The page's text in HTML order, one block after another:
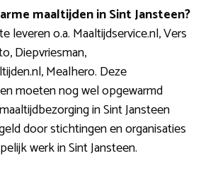
maaltijden in Sint Jansteen?
leveren o.a. Maaltijdservice.nl, Vers
Diepvriesman,
Mealhero. Deze
moeten nog wel opgewarmd
in Sint Jansteen
door stichtingen en organisaties
werk in Sint Jansteen.